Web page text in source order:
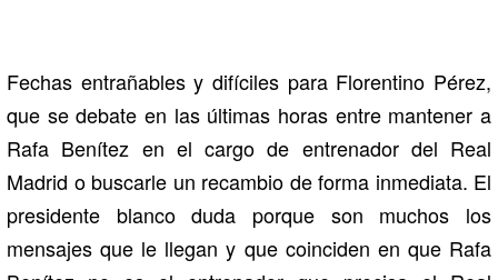
Fechas entrañables y difíciles para Florentino Pérez,
que se debate en las últimas horas entre mantener a
Rafa Benítez en el cargo de entrenador del Real
Madrid o buscarle un recambio de forma inmediata. El
presidente blanco duda porque son muchos los
mensajes que le llegan y que coinciden en que Rafa